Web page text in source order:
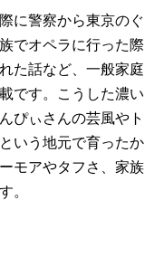
に警察から東京のぐ
でオペラに行った際
た話など、一般家庭
です。こうした濃い
ぴぃさんの芸風やト
いう地元で育ったか
モアやタフさ、家族
。